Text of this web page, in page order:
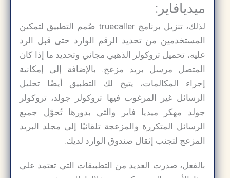
ميديافاير:
لذلك، تنزيل برنامج truecaller صُمم التطبيق لتمكين
المستخدمين من تحديد الرقم الوارد حتى قبل الرد
عليه، تحميل تروكولر الذهبي مجاني وتحديد ما إذا كان
المتصل مرسل بريد مزعج. بالإضافة إلى إمكانية
إجراء المكالمات، يتيح لك التطبيق أيضًا تحليل
الرسائل غير المرغوب فيها تروكولر جولد، تروكولر
جولد مهكر ميديا فاير والتي بدورها تُحوّل جميع
الرسائل المتكررة والمزعجة تلقائيًا إلى مجلد البريد
المزعج لتجنب إثقال صندوق الوارد لديك.
بالفعل، صدرت العديد من التطبيقات التي تعتمد على